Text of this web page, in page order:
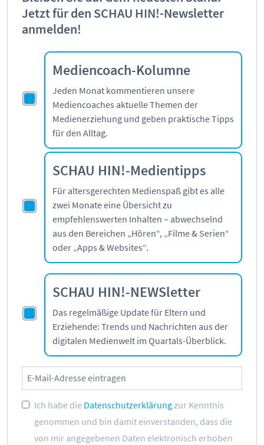
Jetzt für den SCHAU HIN!-Newsletter
anmelden!
Mediencoach-Kolumne
Jeden Monat kommentieren unsere
Mediencoaches aktuelle Themen der
Medienerziehung und geben praktische Tipps
für den Alltag.
SCHAU HIN!-Medientipps
Für altersgerechten Medienspaß gibt es alle
zwei Monate eine Übersicht zu
empfehlenswerten Inhalten – abwechselnd
aus den Bereichen „Hören“, „Filme & Serien“
oder „Apps & Websites“.
SCHAU HIN!-NEWSletter
Das regelmäßige Update für Eltern und
Erziehende: Trends und Nachrichten aus der
digitalen Medienwelt im Quartals-Überblick.
Ich habe die Datenschutzerklärungzur Kenntnis
genommen und bin damit einverstanden, dass die
von mir angegebenen Daten elektronisch erhoben
Mediencoaches
Materialien
Medienquiz